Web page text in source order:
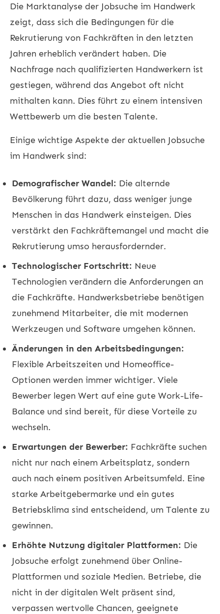
Die Marktanalyse der Jobsuche im Handwerk
zeigt, dass sich die Bedingungen für die
Rekrutierung von Fachkräften in den letzten
Jahren erheblich verändert haben. Die
Nachfrage nach qualifizierten Handwerkern ist
gestiegen, während das Angebot oft nicht
mithalten kann. Dies führt zu einem intensiven
Wettbewerb um die besten Talente.
Einige wichtige Aspekte der aktuellen Jobsuche
im Handwerk sind:
Demografischer Wandel: Die alternde
Bevölkerung führt dazu, dass weniger junge
Menschen in das Handwerk einsteigen. Dies
verstärkt den Fachkräftemangel und macht die
Rekrutierung umso herausfordernder.
Technologischer Fortschritt: Neue
Technologien verändern die Anforderungen an
die Fachkräfte. Handwerksbetriebe benötigen
zunehmend Mitarbeiter, die mit modernen
Werkzeugen und Software umgehen können.
Änderungen in den Arbeitsbedingungen:
Flexible Arbeitszeiten und Homeoffice-
Optionen werden immer wichtiger. Viele
Bewerber legen Wert auf eine gute Work-Life-
Balance und sind bereit, für diese Vorteile zu
wechseln.
Erwartungen der Bewerber: Fachkräfte suchen
nicht nur nach einem Arbeitsplatz, sondern
auch nach einem positiven Arbeitsumfeld. Eine
starke Arbeitgebermarke und ein gutes
Betriebsklima sind entscheidend, um Talente zu
gewinnen.
Erhöhte Nutzung digitaler Plattformen: Die
Jobsuche erfolgt zunehmend über Online-
Plattformen und soziale Medien. Betriebe, die
nicht in der digitalen Welt präsent sind,
verpassen wertvolle Chancen, geeignete